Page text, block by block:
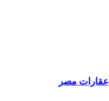
عقارات مصر